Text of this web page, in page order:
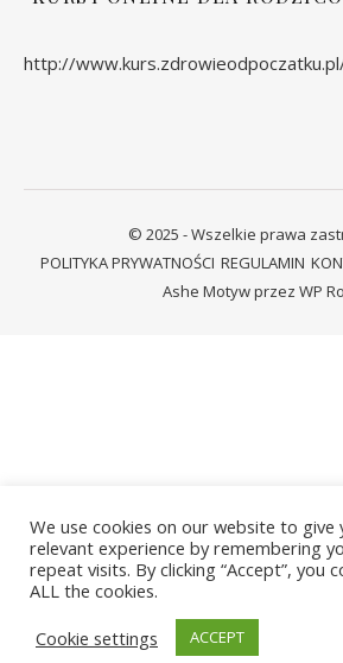
http://
© 2025 - Wszelkie prawa
POLITYKA PRYWATNOŚCI REGULAMIN
Ashe Motyw przez WP
We use cookies on our website to
relevant experience by remembering
repeat visits. By clicking “Accept”, you
ALL the cookies.
Cookie settings
ACCEPT